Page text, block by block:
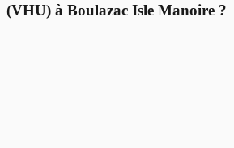
(VHU) à Boulazac Isle Manoire ?